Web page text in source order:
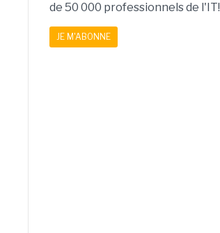
de 50 000 professionnels de l'IT!
JE M'ABONNE